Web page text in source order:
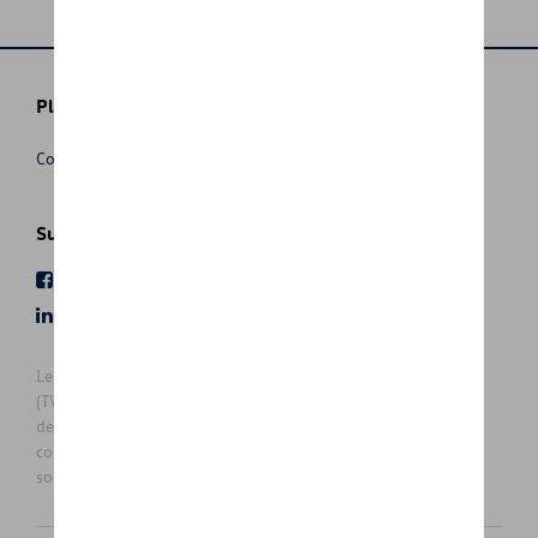
Plus d'informations
Conditions de vente
Suivez nous
Les prix affichés sur le présent site sont des prix recommandés
(TVAc), hors éventuels frais de montage. Pour connaitre le prix
de vente actuel et les éventuels frais de montage, veuillez
contacter votre concessionnaire/agent. Les prix recommandés
sont sujets à des changements sans préavis.